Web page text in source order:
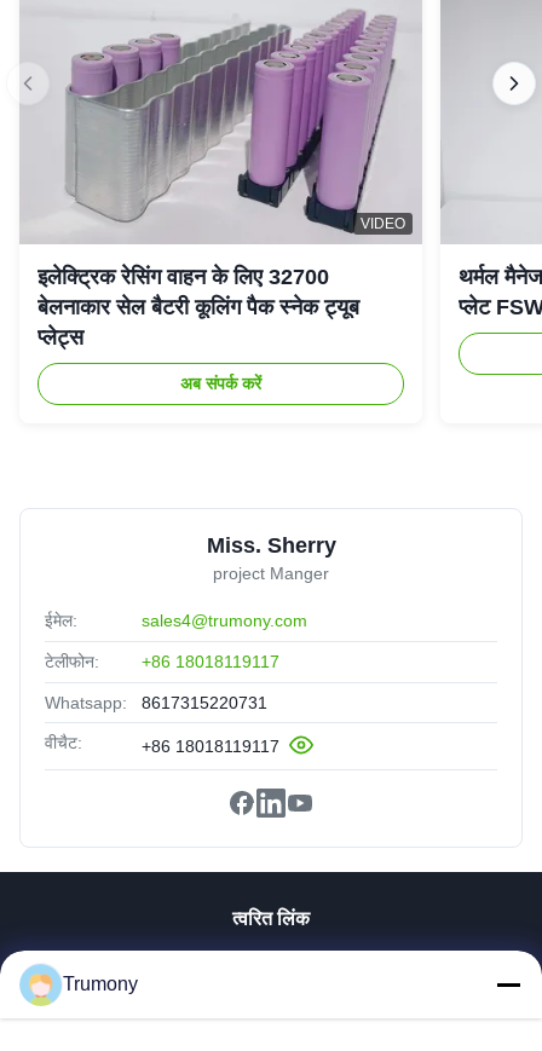
VIDEO
इलेक्ट्रिक रेसिंग वाहन के लिए 32700
बेलनाकार सेल बैटरी कूलिंग पैक स्नेक ट्यूब
प्लेट्स
अब संपर्क करें
थर्मल
प्लेट
Miss. Sherry
project Manger
ईमेल: sales4@trumony.com
टेलीफोन: +86 18018119117
Whatsapp: 8617315220731
वीचैट: +86 18018119117
त्वरित लिंक
वीडियो
Trumony